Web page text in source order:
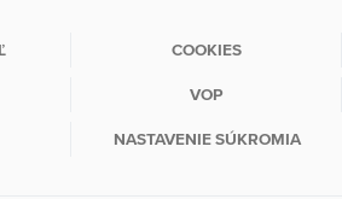
COOKIES
VOP
NASTAVENIE SÚKROMIA